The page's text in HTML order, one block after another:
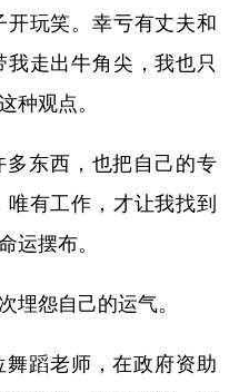
玩笑。幸亏有丈夫和
走出牛角尖，我也只
种观点。
东西，也把自己的专
有工作，才让我找到
运摆布。
埋怨自己的运气。
蹈老师，在政府资助